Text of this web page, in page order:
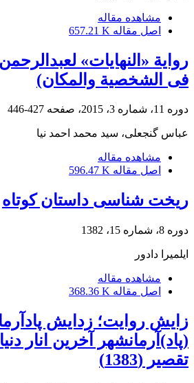
مشاهده مقاله
اصل مقاله 657.21 K
روایة «النهایات»
فی الشخصیة والمکان)
دوره 11، شماره 3، 2015، صفحه 427-446
عباس گنجعلی، سید محمد احمد نیا
مشاهده مقاله
اصل مقاله 596.47 K
ریخت شناسی داستان کوتاه
دوره 8، شماره 15، 1382
ایلمیرا دادور
مشاهده مقاله
اصل مقاله 368.36 K
زایش روایت؛ زدایش
تقصیر (1383)